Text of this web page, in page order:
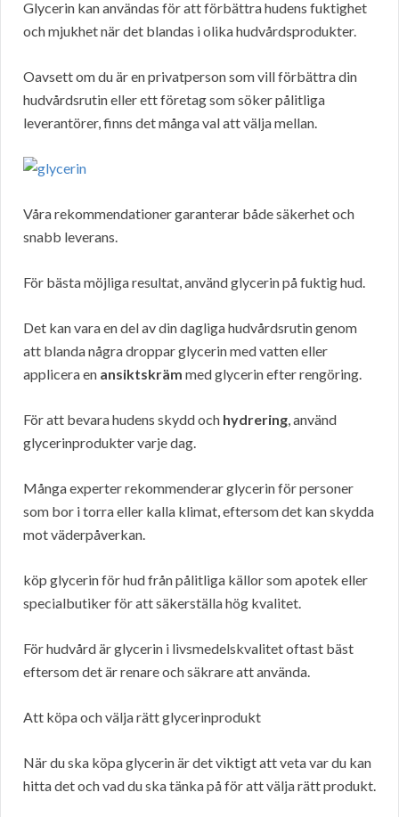
Glycerin kan användas för att förbättra hudens fuktighet
och mjukhet när det blandas i olika hudvårdsprodukter.
Oavsett om du är en privatperson som vill förbättra din
hudvårdsrutin eller ett företag som söker pålitliga
leverantörer, finns det många val att välja mellan.
Våra rekommendationer garanterar både säkerhet och
snabb leverans.
För bästa möjliga resultat, använd glycerin på fuktig hud.
Det kan vara en del av din dagliga hudvårdsrutin genom
att blanda några droppar glycerin med vatten eller
applicera en ansiktskräm med glycerin efter rengöring.
För att bevara hudens skydd och hydrering, använd
glycerinprodukter varje dag.
Många experter rekommenderar glycerin för personer
som bor i torra eller kalla klimat, eftersom det kan skydda
mot väderpåverkan.
köp glycerin för hud från pålitliga källor som apotek eller
specialbutiker för att säkerställa hög kvalitet.
För hudvård är glycerin i livsmedelskvalitet oftast bäst
eftersom det är renare och säkrare att använda.
Att köpa och välja rätt glycerinprodukt
När du ska köpa glycerin är det viktigt att veta var du kan
hitta det och vad du ska tänka på för att välja rätt produkt.